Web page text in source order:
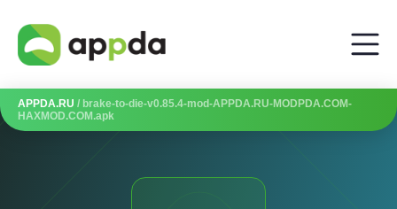
APPDA.RU / brake-to-die-v0.85.4-mod-APPDA.RU-MODPDA.COM-
HAXMOD.COM.apk